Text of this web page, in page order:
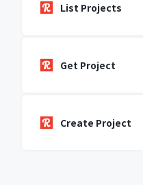
List Projects
Get Project
Create Project